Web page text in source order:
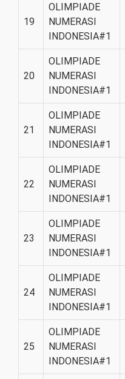
19
OLIMPIADE
NUMERASI
INDONESIA#1
20
OLIMPIADE
NUMERASI
INDONESIA#1
21
OLIMPIADE
NUMERASI
INDONESIA#1
22
OLIMPIADE
NUMERASI
INDONESIA#1
23
OLIMPIADE
NUMERASI
INDONESIA#1
24
OLIMPIADE
NUMERASI
INDONESIA#1
25
OLIMPIADE
NUMERASI
INDONESIA#1